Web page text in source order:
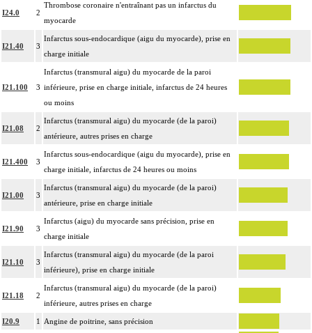
Par thoracotomie, on entend : tout abord de la cavité thoracique - sternotomie,
thoracotomie latérale, thoracotomie postérieure.
La circulation extracorporelle [CEC] pour acte intrathoracique inclut, pour le
chirurgien, l'installation, la conduite de la circulation extracorporelle, et son
ablation. Elle inclut les responsabilités suivantes :
- décision de l'indication et choix de la technique
- pose et ablation des canules
- définition des protocoles de remplissage
- décision de cardioplégie
- décision d'assistance circulatoire.
La suture d'un vaisseau inclut l'angioplastie d'élargissement.
Le pontage artériel inclut la thromboendartériectomie de contigüité.
intrathoracique associée, la pose de drain pleural et/ou péricardique.
intrathoracique associée, la pose de drain pleural et/ou péricardique.
Les actes avec dérivation vasculaire [shunt] incluent la pose d'une dérivation
inerte ou pulsée, et son ablation.
I24.0 2
Thrombose coronaire n'entraînant pas un infarctus du
myocarde
I21.40 3
Infarctus sous-endocardique (aigu du myocarde), prise en
charge initiale
I21.100 3
Infarctus (transmural aigu) du myocarde de la paroi
inférieure, prise en charge initiale, infarctus de 24 heures
ou moins
I21.08 2
Infarctus (transmural aigu) du myocarde (de la paroi)
antérieure, autres prises en charge
I21.400 3
Infarctus sous-endocardique (aigu du myocarde), prise en
charge initiale, infarctus de 24 heures ou moins
I21.00 3
Infarctus (transmural aigu) du myocarde (de la paroi)
antérieure, prise en charge initiale
I21.90 3
Infarctus (aigu) du myocarde sans précision, prise en
charge initiale
I21.10 3
Infarctus (transmural aigu) du myocarde (de la paroi
inférieure), prise en charge initiale
I21.18 2
Infarctus (transmural aigu) du myocarde (de la paroi)
inférieure, autres prises en charge
I20.9 1 Angine de poitrine, sans précision